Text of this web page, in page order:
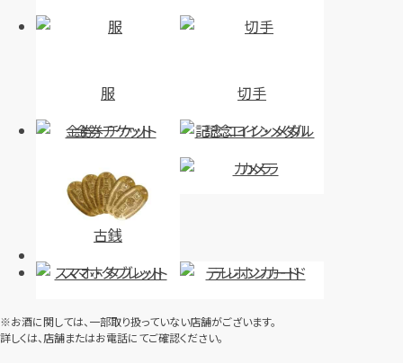
服
切手
金券・チケット
記念コイン・メダル
古銭
カメラ
スマホ・タブレット テレホンカード
※お酒に関しては、一部取り扱っていない店舗がございます。
詳しくは、店舗またはお電話にてご確認ください。